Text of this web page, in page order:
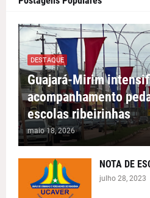
DESTAQUE
Guajará-Mirim
acompanhamento
escolas ribeirinhas
maio 18, 2026
NOTA DE
julho 28, 2023